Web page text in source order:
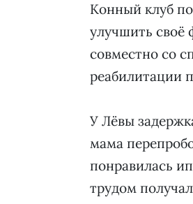
Конный клуб
улучшить своё
совместно со
реабилитации
У Лёвы
мама
понравилась
трудом